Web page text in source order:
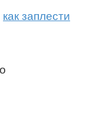
как заплести